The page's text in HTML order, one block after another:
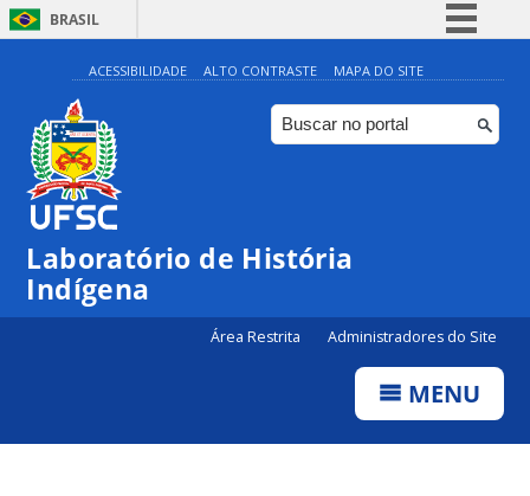
BRASIL
Simplifique!
Comunica BR
Participe
Canais
ACESSIBILIDADE ALTO CONTRASTE MAPA DO SITE
Laboratório de História
Indígena
Área Restrita Administradores do Site
MENU